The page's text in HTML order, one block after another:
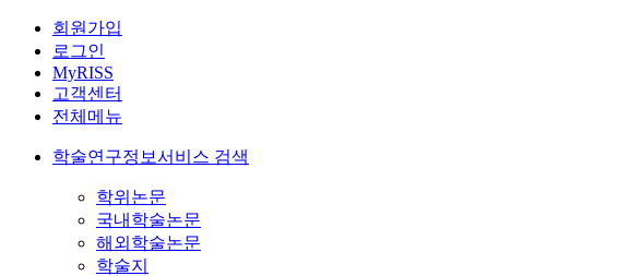
회원가입
로그인
MyRISS
고객센터
전체메뉴
학술연구정보서비스 검색
학위논문
국내학술논문
해외학술논문
학술지